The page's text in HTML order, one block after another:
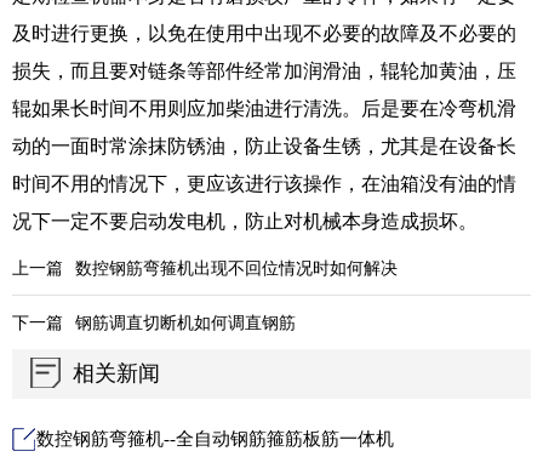
及时进行更换，以免在使用中出现不必要的故障及不必要的
损失，而且要对链条等部件经常加润滑油，辊轮加黄油，压
辊如果长时间不用则应加柴油进行清洗。后是要在冷弯机滑
动的一面时常涂抹防锈油，防止设备生锈，尤其是在设备长
时间不用的情况下，更应该进行该操作，在油箱没有油的情
况下一定不要启动发电机，防止对机械本身造成损坏。
上一篇 数控钢筋弯箍机出现不回位情况时如何解决
下一篇 钢筋调直切断机如何调直钢筋
相关新闻
数控钢筋弯箍机--全自动钢筋箍筋板筋一体机